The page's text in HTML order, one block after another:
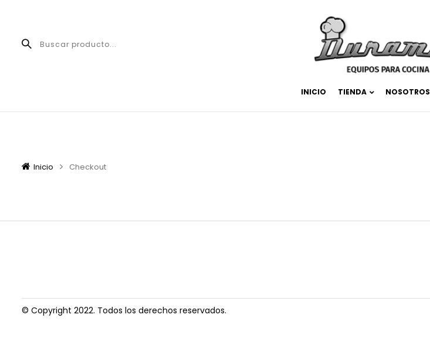
INICIO TIENDA NOSOTROS
Inicio Checkout
© Copyright 2022. Todos los derechos reservados.